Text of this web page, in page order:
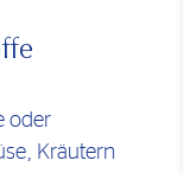
oder
Kräutern